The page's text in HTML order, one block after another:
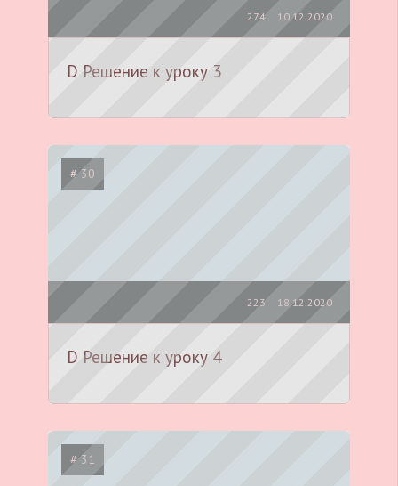
10.12.2020
274
D Решение к уроку 3
# 30
18.12.2020
223
D Решение к уроку 4
# 31